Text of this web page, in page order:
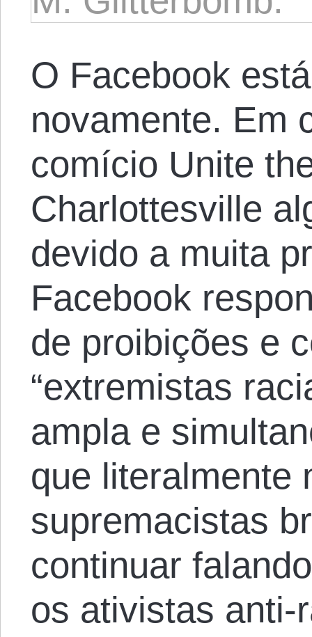
O Facebook
novamente. Em
comício Unite
Charlottesville
devido a muita
Facebook
de proibições e
“extremistas
ampla e
que literalmente
supremacistas
continuar
os ativistas anti-